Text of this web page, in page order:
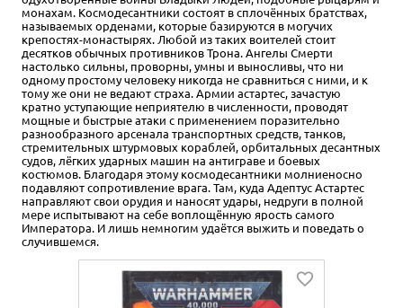
монахам. Космодесантники состоят в сплочённых братствах,
называемых орденами, которые базируются в могучих
крепостях-монастырях. Любой из таких воителей стоит
десятков обычных противников Трона. Ангелы Смерти
настолько сильны, проворны, умны и выносливы, что ни
одному простому человеку никогда не сравниться с ними, и к
тому же они не ведают страха. Армии астартес, зачастую
кратно уступающие неприятелю в численности, проводят
мощные и быстрые атаки с применением поразительно
разнообразного арсенала транспортных средств, танков,
стремительных штурмовых кораблей, орбитальных десантных
судов, лёгких ударных машин на антиграве и боевых
костюмов. Благодаря этому космодесантники молниеносно
подавляют сопротивление врага. Там, куда Адептус Астартес
направляют свои орудия и наносят удары, недруги в полной
мере испытывают на себе воплощённую ярость самого
Императора. И лишь немногим удаётся выжить и поведать о
случившемся.